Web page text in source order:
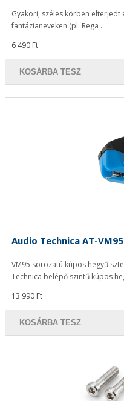
Gyakori, széles körben
fantázianeveken (pl. Rega ..
6 490 Ft
KOSÁRBA TESZ
Audio Technica AT-
VM95 sorozatú kúpos hegyű
Technica belépő szintű kúpos
13 990 Ft
KOSÁRBA TESZ